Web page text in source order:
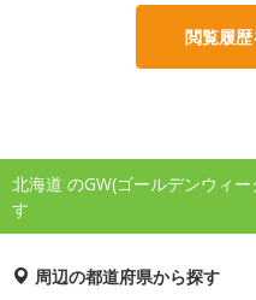
閲覧履
北海道 のGW(ゴールデンウィ
す
周辺の都道府県から探す